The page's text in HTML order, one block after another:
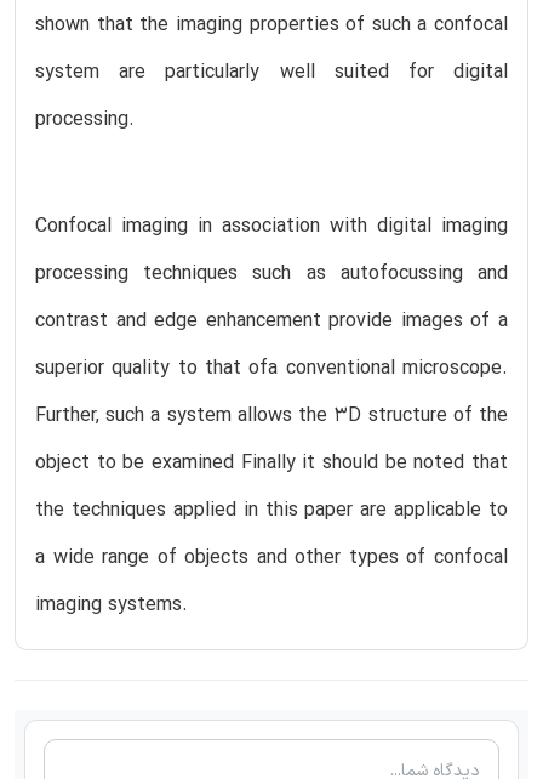
shown that the imaging properties of such a confocal
system are particularly well suited for digital
processing.
Confocal imaging in association with digital imaging
processing techniques such as autofocussing and
contrast and edge enhancement provide images of a
superior quality to that ofa conventional microscope.
Further, such a system allows the 3D structure of the
object to be examined Finally it should be noted that
the techniques applied in this paper are applicable to
a wide range of objects and other types of confocal
imaging systems.